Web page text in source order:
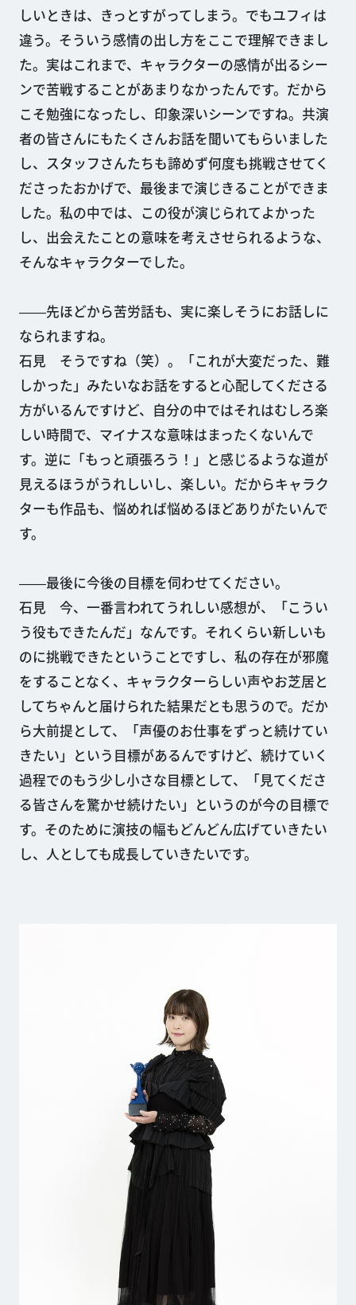
しいときは、きっとすがってしまう。でもユフィは
違う。そういう感情の出し方をここで理解できまし
た。実はこれまで、キャラクターの感情が出るシー
ンで苦戦することがあまりなかったんです。だから
こそ勉強になったし、印象深いシーンですね。共演
者の皆さんにもたくさんお話を聞いてもらいました
し、スタッフさんたちも諦めず何度も挑戦させてく
ださったおかげで、最後まで演じきることができま
した。私の中では、この役が演じられてよかった
し、出会えたことの意味を考えさせられるような、
そんなキャラクターでした。
――先ほどから苦労話も、実に楽しそうにお話しに
なられますね。
石見 そうですね（笑）。「これが大変だった、難
しかった」みたいなお話をすると心配してくださる
方がいるんですけど、自分の中ではそれはむしろ楽
しい時間で、マイナスな意味はまったくないんで
す。逆に「もっと頑張ろう！」と感じるような道が
見えるほうがうれしいし、楽しい。だからキャラク
ターも作品も、悩めれば悩めるほどありがたいんで
す。
――最後に今後の目標を伺わせてください。
石見 今、一番言われてうれしい感想が、「こうい
う役もできたんだ」なんです。それくらい新しいも
のに挑戦できたということですし、私の存在が邪魔
をすることなく、キャラクターらしい声やお芝居と
してちゃんと届けられた結果だとも思うので。だか
ら大前提として、「声優のお仕事をずっと続けてい
きたい」という目標があるんですけど、続けていく
過程でのもう少し小さな目標として、「見てくださ
る皆さんを驚かせ続けたい」というのが今の目標で
す。そのために演技の幅もどんどん広げていきたい
し、人としても成長していきたいです。